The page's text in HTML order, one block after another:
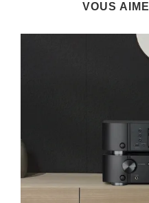
VOUS